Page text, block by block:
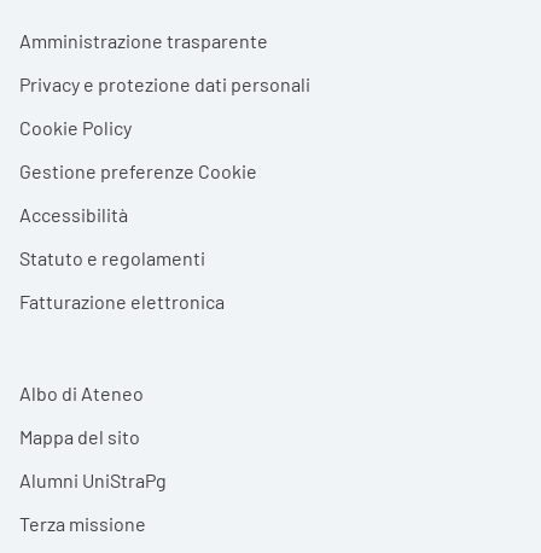
Footer menu
Amministrazione trasparente
Privacy e protezione dati personali
Cookie Policy
Gestione preferenze Cookie
Accessibilità
Statuto e regolamenti
Fatturazione elettronica
Albo di Ateneo
Mappa del sito
Alumni UniStraPg
Terza missione